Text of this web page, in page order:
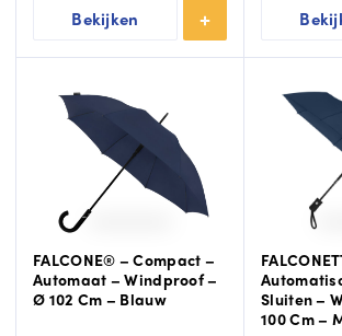
Bekijken
FALCONE® – Compact –
Automaat – Windproof –
Ø 102 Cm – Blauw
Sluiten –
100 Cm –